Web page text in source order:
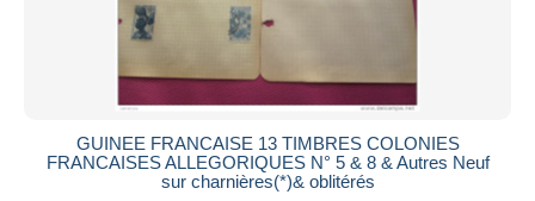
GUINEE FRANCAISE 13 TIMBRES COLONIES
FRANCAISES ALLEGORIQUES N° 5 & 8 & Autres Neuf
sur charnières(*)& oblitérés